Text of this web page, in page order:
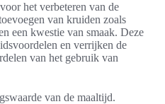
het verbeteren van de
van kruiden zoals
een kwestie van smaak. Deze
en verrijken de
van het gebruik van
van de maaltijd.